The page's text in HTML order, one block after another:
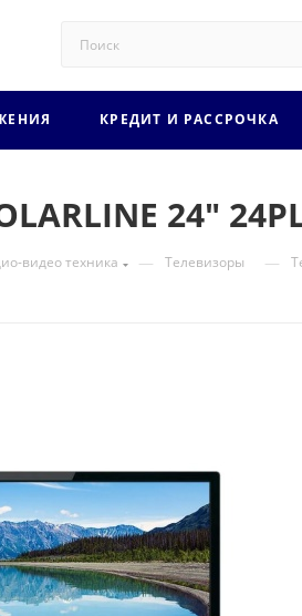
КРЕДИТ И РАССРОЧКА
24"
видео техника — Телевизоры —